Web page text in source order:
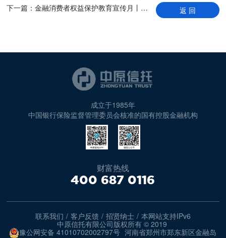
下一篇：金融消费者权益保护教育宣传月丨中原信托2023年“金融消费者权益保护教育宣传月”活动正式启动！ 返 回
成立于1985年
中国银行保险监督管理委员会核准的国有控股金融机构
财富热线
400 687 0116
联系我们 / 客户反馈 / 招贤纳士 / 本网站支持IPv6
中原信托有限公司版权所有 © 2019
豫公网安备 41010702002797号 河南省郑州市郑东新区金融岛